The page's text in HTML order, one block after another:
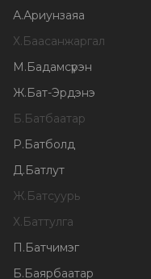
А.Ариунзаяа
Х.Баасанжаргал
М.Бадамсүрэн
Ж.Бат-Эрдэнэ
Б.Батбаатар
Р.Батболд
Д.Батлут
Ж.Батсуурь
Х.Баттулга
П.Батчимэг
Б.Баярбаатар